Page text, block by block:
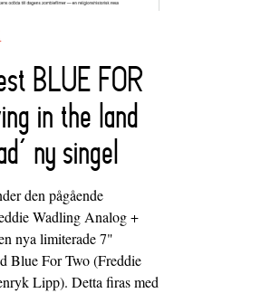
BLUE FOR
in the land
ny singel
den pågående
Wadling Analog +
nya limiterade 7"
Blue For Two (Freddie
Lipp). Detta firas med